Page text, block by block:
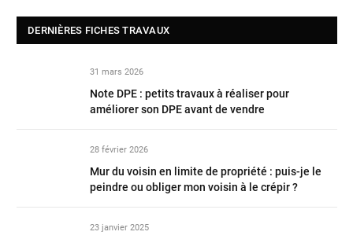
DERNIÈRES FICHES TRAVAUX
31 mars 2026
Note DPE : petits travaux à réaliser pour
améliorer son DPE avant de vendre
28 février 2026
Mur du voisin en limite de propriété : puis-je le
peindre ou obliger mon voisin à le crépir ?
23 janvier 2025